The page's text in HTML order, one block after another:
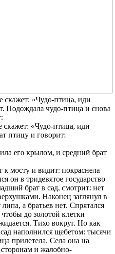
«Чудо-птица, иди
Подождала чудо-птица и снова
«Чудо-птица, иди
птицу и говорит:
его крылом, и средний брат
мосту и видит: покраснела
он в тридевятое государство
брат в сад, смотрит: нет
Наконец заглянул в
а братьев нет. Спрятался
до золотой клетки
Тихо вокруг. Но как
наполнился щебетом: тысячи
прилетела. Села она на
сторонам и жалобно-